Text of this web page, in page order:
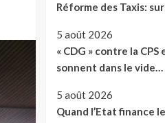
Réforme des Taxis:
5 août 2026
« CDG » contre la
sonnent dans le vide…
5 août 2026
Quand l’Etat finance